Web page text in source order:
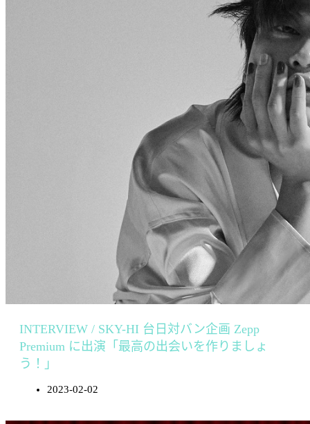
INTERVIEW / SKY-HI 台日対バン企画 Zepp
Premium に出演「最高の出会いを作りましょ
う！」
2023-02-02